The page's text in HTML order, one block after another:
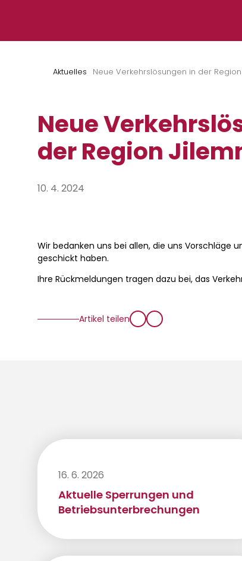
Aktuelles Neue Verkehrslösungen in der
Neue
der Region
10. 4. 2024
Wir bedanken uns bei allen, die uns Vorschläge
geschickt haben.
Ihre Rückmeldungen tragen dazu bei, das
Artikel teilen
16. 6. 2026
Aktuelle Sperrungen und
Betriebsunterbrechungen